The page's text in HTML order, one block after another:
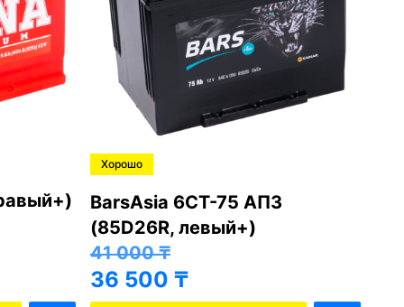
Хорошо
BarsAsia 6СТ-75 АПЗ
(85D26R, левый+)
41 000₸
36 500 ₸